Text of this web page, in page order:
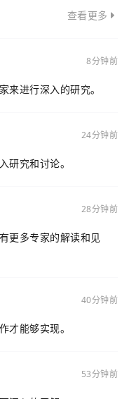
查看更多
8分钟前
来进行深入的研究。
24分钟前
研究和讨论。
28分钟前
更多专家的解读和见
40分钟前
才能够实现。
53分钟前